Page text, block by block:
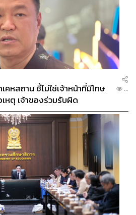
Management’ อย่างที่บอกว่าโจทย์
Banking ดังนั้นธุรกิจต้องเดิน
ศักยภาพของระบบ ด้วยการเชิญ
วยบาลานซ์ลำดับความสำคัญของ
นหน้าต่อและระบบทำงานต่อได้”
นพวรรณบอกว่าใช้เวลาทดสอบ
งที่ทำให้สำเร็จก็คือการเขียน Tool
ลไปยัง Core Banking เดิม เมื่อ
ใหม่จะต้องทำงานเหมือนกันทุก
Strategy’ ซ้อมให้เหมือน
หสถาน ชี้ไม่ใช่เจ้าหน้าที่มีโทษ
หตุ เจ้าของร่วมรับผิด
...